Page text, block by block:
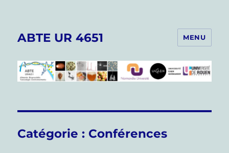
ABTE UR 4651 MENU
Catégorie : Conférences